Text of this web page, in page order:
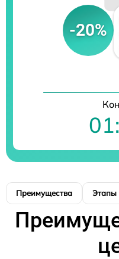
-20%
Преимущества Этапы